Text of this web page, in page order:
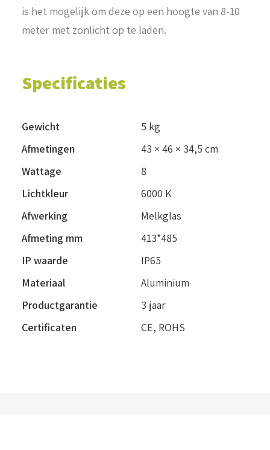
is het mogelijk om deze op een hoogte van 8-10
meter met zonlicht op te laden.
Specificaties
Gewicht
5 kg
Afmetingen
43 × 46 × 34,5 cm
Wattage
8
Lichtkleur
6000 K
Afwerking
Melkglas
Afmeting mm
413*485
IP waarde
IP65
Materiaal
Aluminium
Productgarantie
3 jaar
Certificaten
CE, ROHS